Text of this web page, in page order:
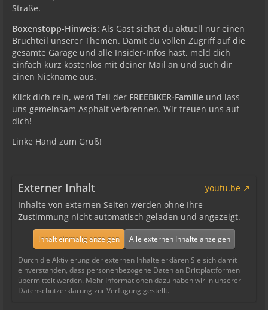
Straße.
Boxenstopp-Hinweis: Als Gast siehst du aktuell nur einen
Bruchteil unserer Themen. Damit du vollen Zugriff auf die
gesamte Garage und alle Insider-Infos hast, meld dich
einfach kurz kostenlos mit deiner Mail an und such dir
einen Nickname aus.
Klick dich rein, werd Teil der FREEBIKER-Familie und lass
uns gemeinsam Asphalt verbrennen. Wir freuen uns auf
dich!
Linke Hand zum Gruß!
Externer Inhalt
youtu.be
Inhalte von externen Seiten werden ohne Ihre
Zustimmung nicht automatisch geladen und angezeigt.
Inhalt einmalig anzeigen Alle externen Inhalte anzeigen
Durch die Aktivierung der externen Inhalte erklären Sie sich damit
einverstanden, dass personenbezogene Daten an Drittplattformen
übermittelt werden. Mehr Informationen dazu haben wir in unserer
Datenschutzerklärung zur Verfügung gestellt.